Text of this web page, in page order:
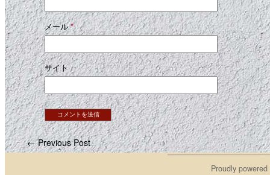
メール*
サイト
← Previous Post
Proudly